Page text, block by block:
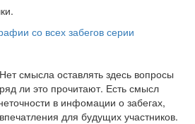
со всех забегов серии
смысла оставлять здесь вопросы
ли это прочитают. Есть смысл
в инфомации о забегах,
для будущих участников.